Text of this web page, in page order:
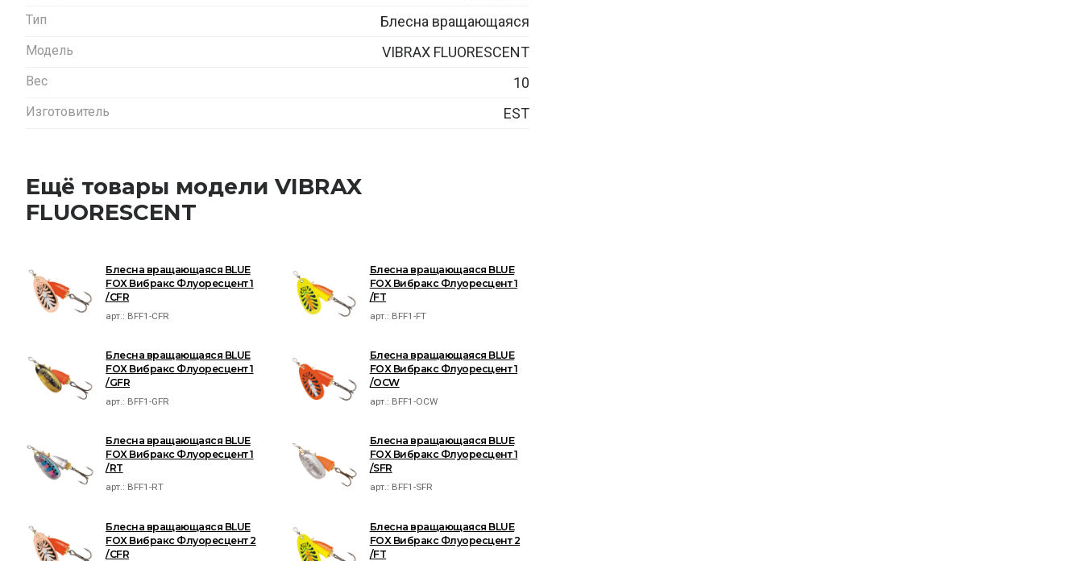
Тип Блесна вращающаяся
Модель VIBRAX FLUORESCENT
Вес 10
Изготовитель EST
Ещё товары модели VIBRAX
FLUORESCENT
Блесна вращающаяся BLUE
FOX Вибракс Флуоресцент 1
/CFR
арт.: BFF1-CFR
Блесна вращающаяся BLUE
FOX Вибракс Флуоресцент 1
/FT
арт.: BFF1-FT
Блесна вращающаяся BLUE
FOX Вибракс Флуоресцент 1
/GFR
арт.: BFF1-GFR
Блесна вращающаяся BLUE
FOX Вибракс Флуоресцент 1
/OCW
арт.: BFF1-OCW
Блесна вращающаяся BLUE
FOX Вибракс Флуоресцент 1
/RT
арт.: BFF1-RT
Блесна вращающаяся BLUE
FOX Вибракс Флуоресцент 1
/SFR
арт.: BFF1-SFR
Блесна вращающаяся BLUE
FOX Вибракс Флуоресцент 2
/CFR
Блесна вращающаяся BLUE
FOX Вибракс Флуоресцент 2
/FT